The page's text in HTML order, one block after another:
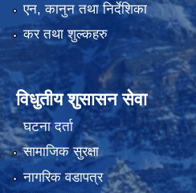
एन, कानुन तथा निर्देशिका
कर तथा शुल्कहरु
विधुतीय शुसासन सेवा
घटना दर्ता
सामाजिक सुरक्षा
नागरिक वडापत्र